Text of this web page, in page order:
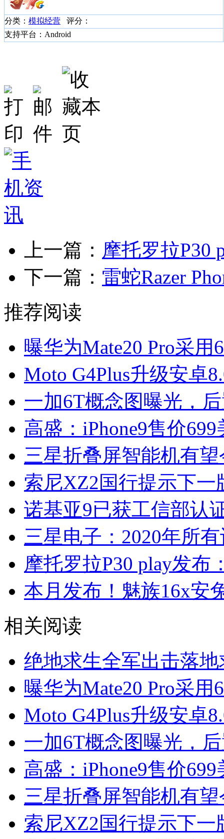
分类： 模拟经营 评分：
支持平台：Android
上一篇： 摩托罗拉P30
下一篇： 雷蛇Razer
推荐阅读
曝华为Mate20 Pro采用
Moto G4Plus升级安卓
一加6T概念图曝光，
高盛：iPhone9售价
三星折叠屏智能机有
索尼XZ2国行提示下一
诺基亚9已获工信部认
三星电子：2020年所
摩托罗拉P30 play发布
本月发布！魅族16x安
相关阅读
绝地求生全军出击落
曝华为Mate20 Pro采用
Moto G4Plus升级安卓
一加6T概念图曝光，
高盛：iPhone9售价
三星折叠屏智能机有
索尼XZ2国行提示下一